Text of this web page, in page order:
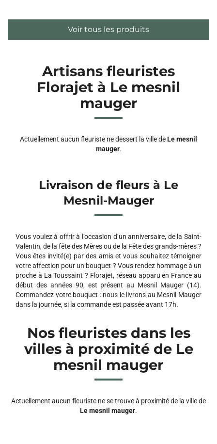
Voir tous les produits
Artisans fleuristes
Florajet à Le mesnil
mauger
Actuellement aucun fleuriste ne dessert la ville deLe mesnil
mauger.
Livraison de fleurs à Le
Mesnil-Mauger
Vous voulez à offrir à l’occasion d’un anniversaire, de la Saint-
Valentin, de la fête des Mères ou de la Fête des grands-mères ?
Vous êtes invité(e) par des amis et vous souhaitez témoigner
votre affection pour un bouquet ? Vous rendez hommage à un
proche à La Toussaint ? Florajet, réseau apparu en France au
début des années 90, est présent au Mesnil Mauger (14).
Commandez votre bouquet : nous le livrons au Mesnil Mauger
dans la journée, si la commande est passée avant 17h.
Nos fleuristes dans les
villes à proximité de Le
mesnil mauger
Actuellement aucun fleuriste ne se trouve à proximité de la ville de
Le mesnil mauger.